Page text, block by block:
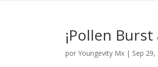
¡Pollen
porYoungevity Mx | Sep 29,